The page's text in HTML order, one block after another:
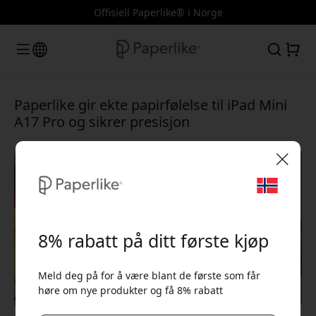
Offisiell Paperlike® i Norge
Paperlike gir ekte papirfølelse til iPad Mini
A17 Pro og sikrer presisjon
8% rabatt på ditt første kjøp
Meld deg på for å være blant de første som får
høre om nye produkter og få 8% rabatt
🎉 Din rabattkode:
Bruk denne koden i kassen for å få 8% rabatt.